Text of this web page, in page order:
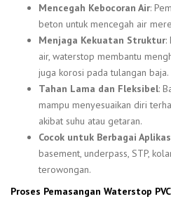
Mencegah Kebocoran Air:
beton untuk mencegah air
Menjaga Kekuatan Struktur:
air, waterstop membantu
juga korosi pada tulangan baja.
Tahan Lama dan Fleksibel:
mampu menyesuaikan diri
akibat suhu atau getaran.
Cocok untuk Berbagai
basement, underpass, STP,
terowongan.
Proses Pemasangan Waterstop PVC